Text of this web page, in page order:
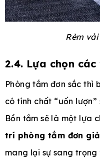
Rèm
2.4. Lựa chọn
Phòng tắm đơn sắc thì
có tính chất “uốn
Bồn tắm sẽ là một lựa
trí phòng tắm đơn
mang lại sự sang